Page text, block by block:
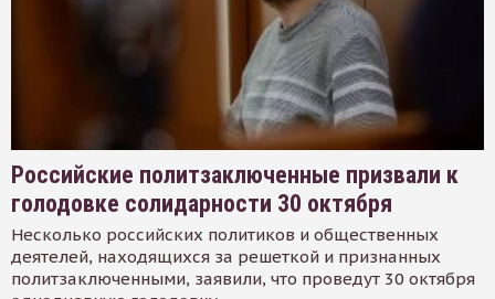
Российские политзаключенные призвали к
голодовке солидарности 30 октября
Несколько российских политиков и общественных
деятелей, находящихся за решеткой и признанных
политзаключенными, заявили, что проведут 30 октября